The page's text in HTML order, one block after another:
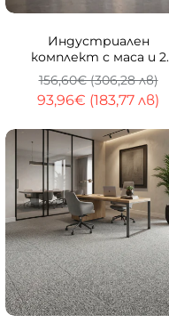
Индустриален
комплект с маса и 2
стола Forge
93,96€ (183,77 лв)
156,60€ (306,28 лв)